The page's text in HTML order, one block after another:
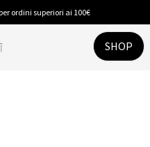
ordini superiori ai 100€
SHOP